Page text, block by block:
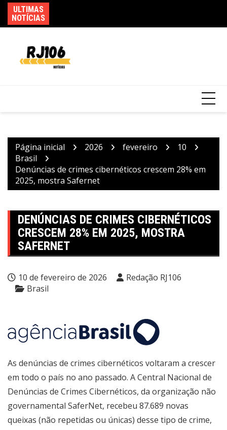
para
o
ULTIMAS
NOTÍCIAS
para servidores públicos
Página inicial 2026 fevereiro
10
Brasil
Denúncias de crimes cibernéticos crescem 28% em
2025, mostra Safernet
DENÚNCIAS DE CRIMES CIBERNÉTICOS
CRESCEM 28% EM 2025, MOSTRA
SAFERNET
10 de fevereiro de 2026
Redação RJ106
Brasil
As denúncias de crimes cibernéticos voltaram a crescer
em todo o país no ano passado. A Central Nacional de
Denúncias de Crimes Cibernéticos, da organização não
governamental SaferNet, recebeu 87.689 novas
queixas (não repetidas ou únicas) desse tipo de crime,